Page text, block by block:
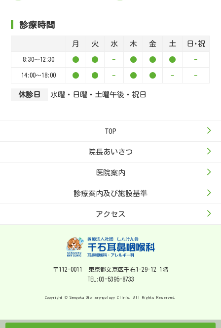
診療時間
月 火 水 木 金 土 日･祝
8:30～12:30 ● ● - ● ● ● -
14:00～18:00 ● ● - ● ● - -
休診日 水曜・日曜・土曜午後・祝日
TOP
院長あいさつ
医院案内
診療案内及び施設基準
アクセス
〒112-0011 東京都文京区千石1-29-12 1階
TEL:03-5395-8733
Copyright © Sengoku Otolaryngology Clinic. All Rights Reserved.